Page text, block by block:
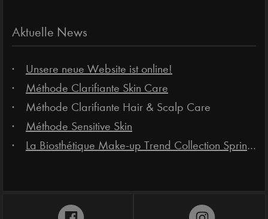
Aktuelle News
Unsere neue Website ist online!
Méthode Clarifiante Skin Care
Méthode Clarifiante Hair & Scalp Care
Méthode Sensitive Skin
La Biosthétique Make-up Trend Collection Spring-Summer 2025